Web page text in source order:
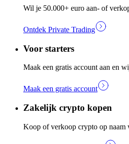
Wil je 50.000+ euro aan- of
Ontdek Private Trading
Voor starters
Maak een gratis account aan en
Maak een gratis account
Zakelijk crypto kopen
Koop of verkoop crypto op naam